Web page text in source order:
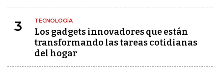
3 TECNOLOGÍA
Los gadgets innovadores que están
transformando las tareas cotidianas
del hogar